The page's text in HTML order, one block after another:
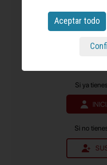
es el medio
líder en
Si ya
Si no
Aceptar todo